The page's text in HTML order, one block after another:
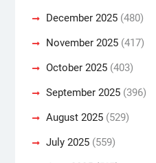
December 2025(480)
November 2025(417)
October 2025(403)
September 2025(396)
August 2025(529)
July 2025(559)